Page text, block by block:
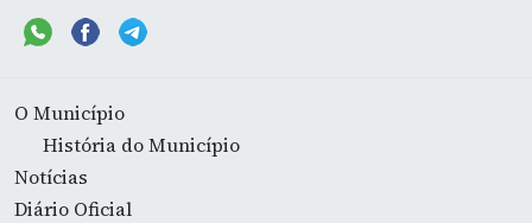
O Município
História do Município
Notícias
Diário Oficial